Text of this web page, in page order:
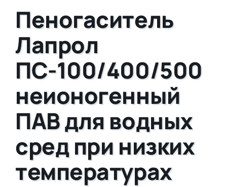
Пеногаситель
Лапрол
ПС-100/400/500
неионогенный
ПАВ для водных
сред при низких
температурах